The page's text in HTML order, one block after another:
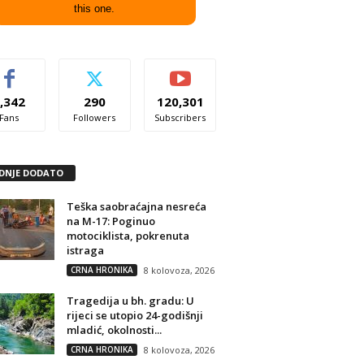
this one.
Fans
290
Followers
120,301
Subscribers
DODATO
Teška saobraćajna nesreća
na M-17: Poginuo
motociklista, pokrenuta
istraga
CRNA HRONIKA 8 kolovoza, 2026
Tragedija u bh. gradu: U
rijeci se utopio 24-godišnji
mladić, okolnosti...
CRNA HRONIKA 8 kolovoza, 2026